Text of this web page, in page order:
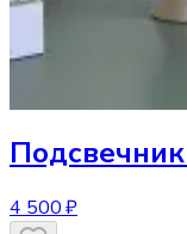
Подсвечник
4 500 ₽